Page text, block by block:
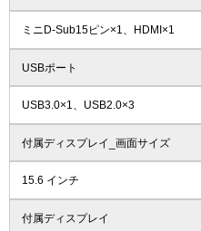
ミニD-Sub15ピン×1、HDMI×1
USBポート
USB3.0×1、USB2.0×3
付属ディスプレイ_画面サイズ
15.6 インチ
付属ディスプレイ